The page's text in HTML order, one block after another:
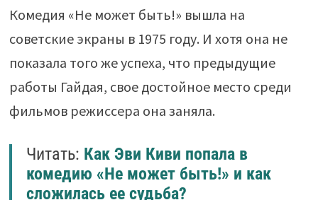
Комедия «Не может быть!» вышла на
советские экраны в 1975 году. И хотя она не
показала того же успеха, что предыдущие
работы Гайдая, свое достойное место среди
фильмов режиссера она заняла.
Читать: Как Эви Киви попала в
комедию «Не может быть!» и как
сложилась ее судьба?